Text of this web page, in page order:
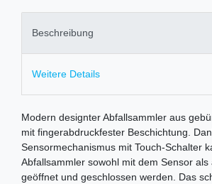
Beschreibung
Weitere Details
Modern designter Abfallsammler aus
mit fingerabdruckfester Beschichtung.
Sensormechanismus mit Touch-Schalter
Abfallsammler sowohl mit dem Sensor als
geöffnet und geschlossen werden. Das